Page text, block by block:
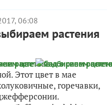
06:08
растения
Этот цвет в мае
горечавки,